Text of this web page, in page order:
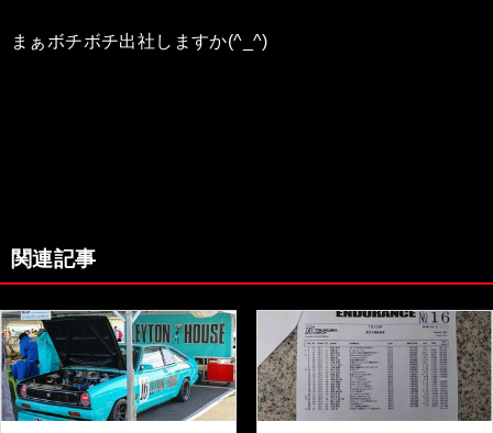
まぁボチボチ出社しますか(^_^)
関連記事